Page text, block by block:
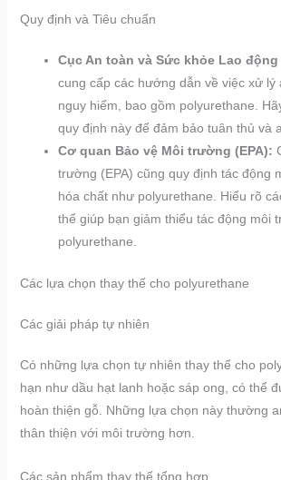
Quy định và Tiêu chuẩn
Cục An toàn và Sức khỏe Lao động
cung cấp các hướng dẫn về việc xử lý
nguy hiểm, bao gồm polyurethane.
quy định này để đảm bảo tuân thủ và
Cơ quan Bảo vệ Môi trường (EPA):
trường (EPA) cũng quy định tác động
hóa chất như polyurethane. Hiểu rõ
thể giúp bạn giảm thiểu tác động môi
polyurethane.
Các lựa chọn thay thế cho polyurethane
Các giải pháp tự nhiên
Có những lựa chọn tự nhiên thay thế cho
hạn như dầu hạt lanh hoặc sáp ong, có thể
hoàn thiện gỗ. Những lựa chọn này thường
thân thiện với môi trường hơn.
Các sản phẩm thay thế tổng hợp